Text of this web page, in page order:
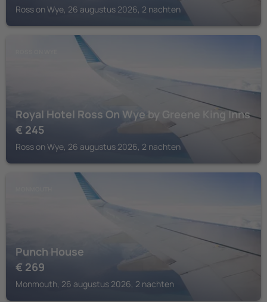
Ross on Wye, 26 augustus 2026, 2 nachten
Royal Hotel Ross On Wye by Greene King Inns
€ 245
Ross on Wye, 26 augustus 2026, 2 nachten
Punch House
€ 269
Monmouth, 26 augustus 2026, 2 nachten